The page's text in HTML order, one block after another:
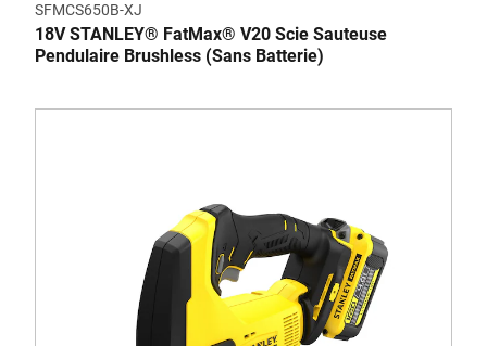
SFMCS650B-XJ
18V STANLEY® FatMax® V20 Scie Sauteuse
Pendulaire Brushless (Sans Batterie)